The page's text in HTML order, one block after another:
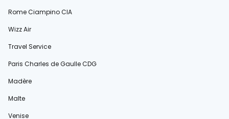
Rome Ciampino CIA
Wizz Air
Travel Service
Paris Charles de Gaulle CDG
Madère
Malte
Venise